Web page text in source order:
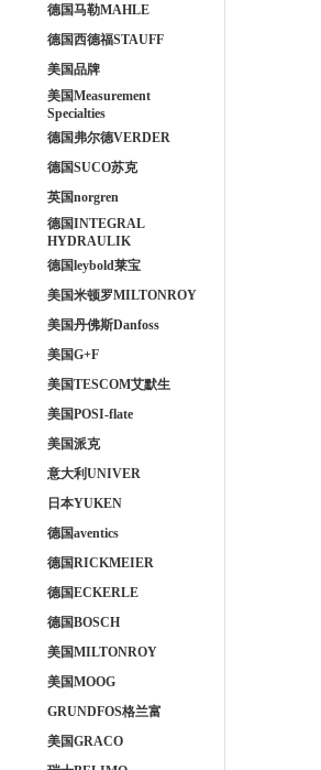
德国马勒MAHLE
德国西德福STAUFF
美国品牌
美国Measurement
Specialties
德国弗尔德VERDER
德国SUCO苏克
英国norgren
德国INTEGRAL
HYDRAULIK
德国leybold莱宝
美国米顿罗MILTONROY
美国丹佛斯Danfoss
美国G+F
美国TESCOM艾默生
美国POSI-flate
美国派克
意大利UNIVER
日本YUKEN
德国aventics
德国RICKMEIER
德国ECKERLE
德国BOSCH
美国MILTONROY
美国MOOG
GRUNDFOS格兰富
美国GRACO